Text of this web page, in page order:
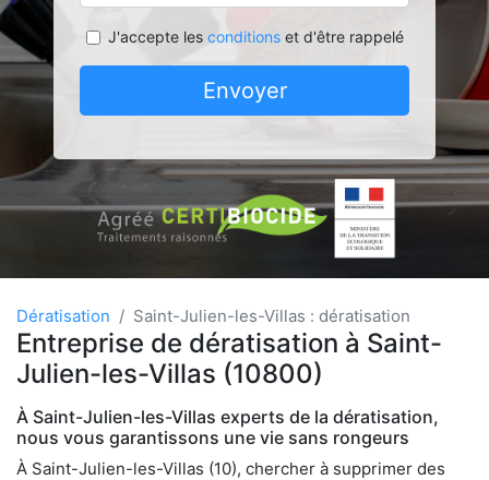
J'accepte les conditionset d'être rappelé
Envoyer
Dératisation Saint-Julien-les-Villas : dératisation
Entreprise de dératisation à Saint-
Julien-les-Villas (10800)
À Saint-Julien-les-Villas experts de la dératisation,
nous vous garantissons une vie sans rongeurs
À Saint-Julien-les-Villas (10), chercher à supprimer des